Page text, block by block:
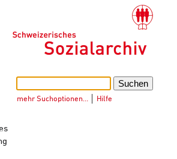
mehr Suchoptionen… Hilfe